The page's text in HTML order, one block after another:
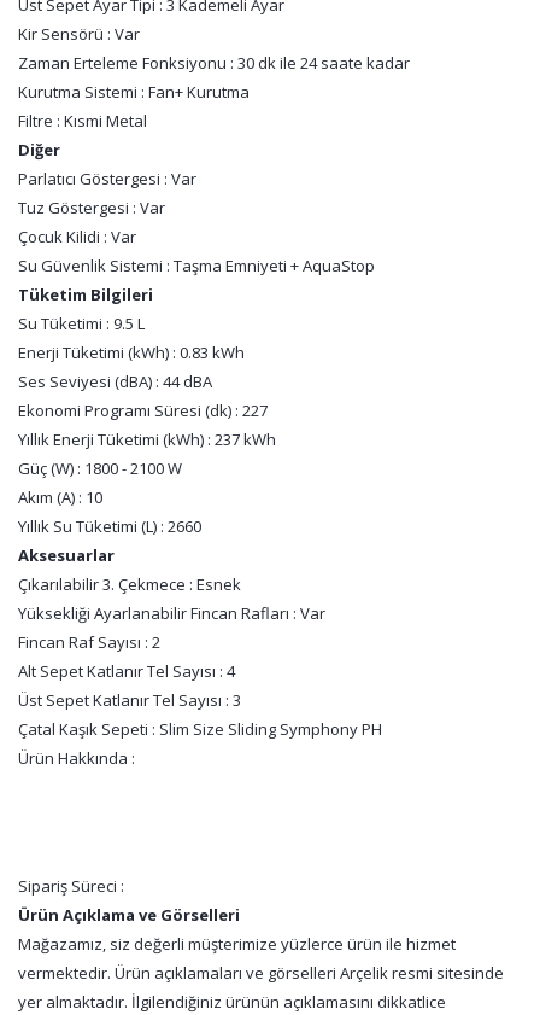
Üst Sepet Ayar Tipi : 3 Kademeli Ayar
Kir Sensörü : Var
Zaman Erteleme Fonksiyonu : 30 dk ile 24 saate kadar
Kurutma Sistemi : Fan+ Kurutma
Filtre : Kısmi Metal
Diğer
Parlatıcı Göstergesi : Var
Tuz Göstergesi : Var
Çocuk Kilidi : Var
Su Güvenlik Sistemi : Taşma Emniyeti + AquaStop
Tüketim Bilgileri
Su Tüketimi : 9.5 L
Enerji Tüketimi (kWh) : 0.83 kWh
Ses Seviyesi (dBA) : 44 dBA
Ekonomi Programı Süresi (dk) : 227
Yıllık Enerji Tüketimi (kWh) : 237 kWh
Güç (W) : 1800 - 2100 W
Akım (A) : 10
Yıllık Su Tüketimi (L) : 2660
Aksesuarlar
Çıkarılabilir 3. Çekmece : Esnek
Yüksekliği Ayarlanabilir Fincan Rafları : Var
Fincan Raf Sayısı : 2
Alt Sepet Katlanır Tel Sayısı : 4
Üst Sepet Katlanır Tel Sayısı : 3
Çatal Kaşık Sepeti : Slim Size Sliding Symphony PH
Ürün Hakkında :
Sipariş Süreci :
Ürün Açıklama ve Görselleri
Mağazamız, siz değerli müşterimize yüzlerce ürün ile hizmet
vermektedir. Ürün açıklamaları ve görselleri Arçelik resmi sitesinde
yer almaktadır. İlgilendiğiniz ürünün açıklamasını dikkatlice